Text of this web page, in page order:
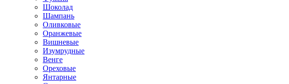
Шоколад
Шампань
Оливковые
Оранжевые
Вишневые
Изумрудные
Венге
Ореховые
Янтарные